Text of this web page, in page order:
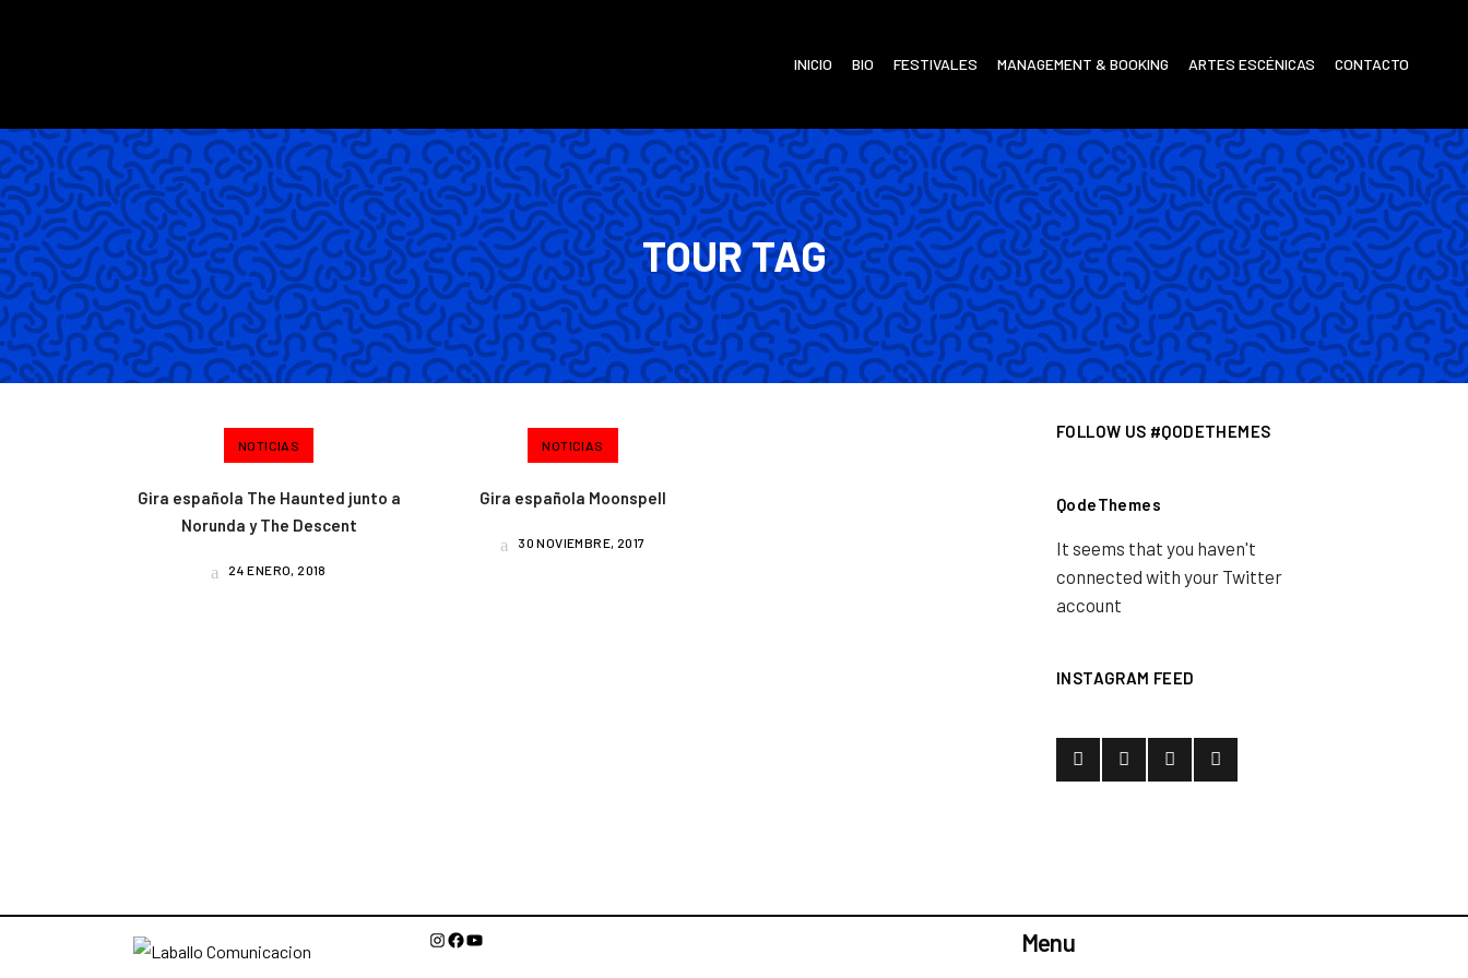
INICIO BIO FESTIVALES MANAGEMENT & BOOKING ARTES ESCÉNICAS CONTACTO
TOUR TAG
NOTICIAS
Gira española The Haunted junto a
Norunda y The Descent
24 ENERO, 2018
NOTICIAS
Gira española Moonspell
30 NOVIEMBRE, 2017
FOLLOW US #QODETHEMES
QodeThemes
It seems that you haven't
connected with your Twitter
account
INSTAGRAM FEED
Instagram
Facebook
YouTube Menu